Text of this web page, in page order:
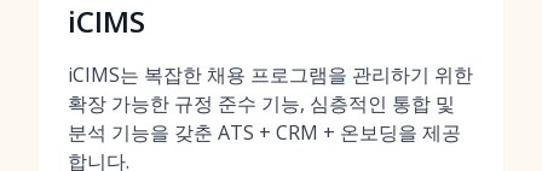
iCIMS
iCIMS는 복잡한 채용 프로그램을 관리하기 위한
확장 가능한 규정 준수 기능, 심층적인 통합 및
분석 기능을 갖춘 ATS + CRM + 온보딩을 제공
합니다.